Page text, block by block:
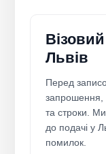
Львів
Перед
запрошення,
та строки.
до подачі у
помилок.